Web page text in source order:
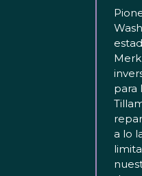
para
a lo